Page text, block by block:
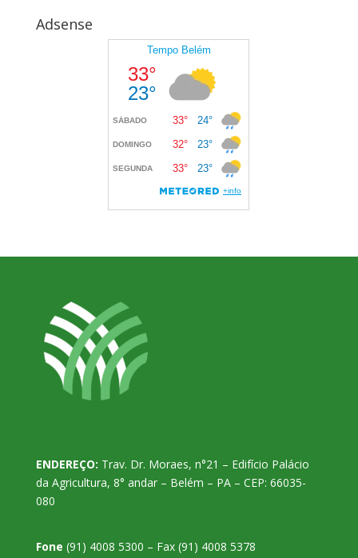
Adsense
ENDEREÇO: Trav. Dr. Moraes, n°21 – Edifício Palácio
da Agricultura, 8° andar – Belém – PA – CEP: 66035-
080
Fone (91) 4008 5300 – Fax (91) 4008 5378